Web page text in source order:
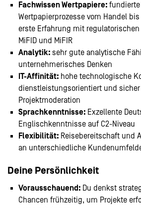
Fachwissen Wertpapiere:
Wertpapierprozesse vom Handel
erste Erfahrung mit regulatorischen
MiFID und MiFIR
Analytik: sehr gute analytische
unternehmerisches Denken
IT-Affinität: hohe technologische
dienstleistungsorientiert und
Projektmoderation
Sprachkenntnisse: Exzellente
Englischkenntnisse auf C2-Niveau
Flexibilität: Reisebereitschaft und
an unterschiedliche
Deine Persönlichkeit
Vorausschauend: Du denkst
Chancen frühzeitig, um Projekte